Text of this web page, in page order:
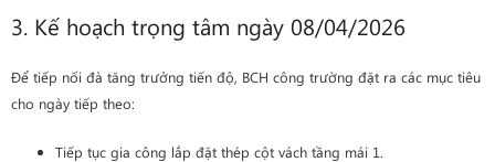
3. Kế hoạch trọng tâm ngày 08/04/2026
Để tiếp nối đà tăng trưởng tiến độ, BCH công trường đặt ra các mục tiêu
cho ngày tiếp theo:
Tiếp tục gia công lắp đặt thép cột vách tầng mái 1.